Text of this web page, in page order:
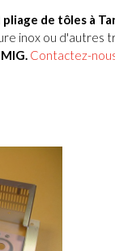
de tôles à
inox ou d'autres
Contactez-